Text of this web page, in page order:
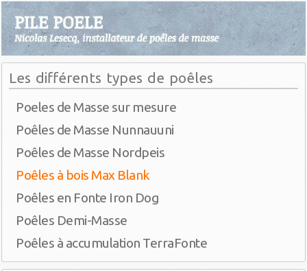
Les différents types de poêles
Poeles de Masse sur mesure
Poêles de Masse Nunnauuni
Poêles de Masse Nordpeis
Poêles à bois Max Blank
Poêles en Fonte Iron Dog
Poêles Demi-Masse
Poêles à accumulation TerraFonte